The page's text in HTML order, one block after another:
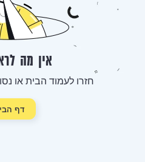
אין מה
חזרו לעמוד הבית או
דף